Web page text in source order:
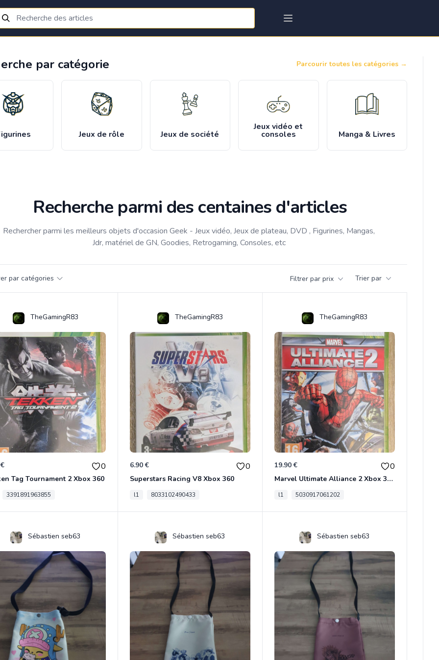
par catégorie Parcourir toutes les catégories →
Jeux de rôle Jeux de société
Jeux vidéo et
consoles Manga & Livres
Recherche parmi des centaines d'articles
Rechercher parmi les meilleurs objets d'occasion Geek - Jeux vidéo, Jeux de plateau, DVD , Figurines, Mangas,
Jdr, matériel de GN, Goodies, Retrogaming, Consoles, etc
par catégories Filtrer par prix Trier par
TheGamingR83
0
Tag Tournament 2 Xbox 360
3391891963855
TheGamingR83
6.90 € 0
Superstars Racing V8 Xbox 360
l1 8033102490433
TheGamingR83
19.90 € 0
Marvel Ultimate Alliance 2 Xbox 360
l1 5030917061202
Sébastien seb63 Sébastien seb63 Sébastien seb63